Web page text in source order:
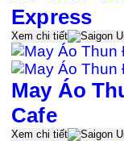
Express
Xem chi tiết
May Áo
Cafe
Xem chi tiết